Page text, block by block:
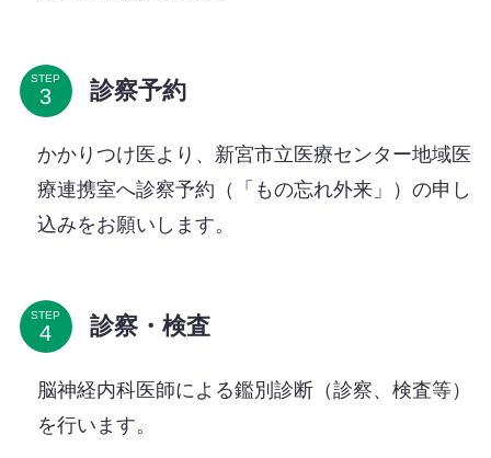
STEP 診察予約
かかりつけ医より、新宮市立医療センター地域医
療連携室へ診察予約（「もの忘れ外来」）の申し
込みをお願いします。
STEP 診察・検査
脳神経内科医師による鑑別診断（診察、検査等）
を行います。